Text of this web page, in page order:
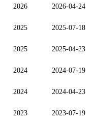
2026 2026-04-24
2025 2025-07-18
2025 2025-04-23
2024 2024-07-19
2024 2024-04-23
2023 2023-07-19